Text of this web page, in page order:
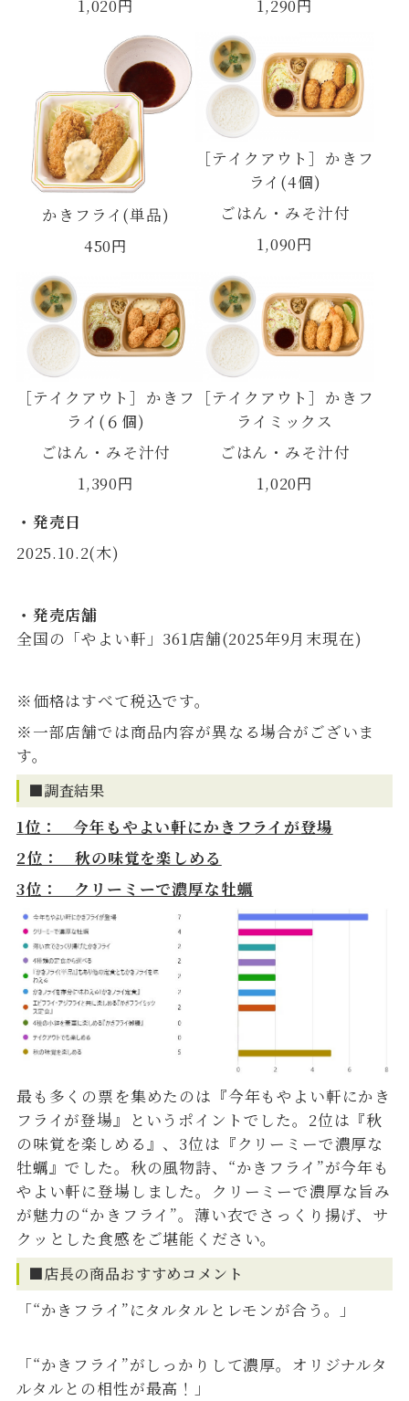
1,020円 1,290円
かきフライ(単品)
450円
［テイクアウト］かきフ
ライ(4個)
ごはん・みそ汁付
1,090円
［テイクアウト］かきフ
ライ(６個)
ごはん・みそ汁付
1,390円
［テイクアウト］かきフ
ライミックス
ごはん・みそ汁付
1,020円
・発売日
2025.10.2(木)
・発売店舗
全国の「やよい軒」361店舗(2025年9月末現在)
※価格はすべて税込です。
※一部店舗では商品内容が異なる場合がございま
す。
■調査結果
1位： 今年もやよい軒にかきフライが登場
2位： 秋の味覚を楽しめる
3位： クリーミーで濃厚な牡蠣
最も多くの票を集めたのは『今年もやよい軒にかき
フライが登場』というポイントでした。2位は『秋
の味覚を楽しめる』、3位は『クリーミーで濃厚な
牡蠣』でした。秋の風物詩、“かきフライ”が今年も
やよい軒に登場しました。クリーミーで濃厚な旨み
が魅力の“かきフライ”。薄い衣でさっくり揚げ、サ
クッとした食感をご堪能ください。
■店長の商品おすすめコメント
「“かきフライ”にタルタルとレモンが合う。」
「“かきフライ”がしっかりして濃厚。オリジナルタ
ルタルとの相性が最高！」